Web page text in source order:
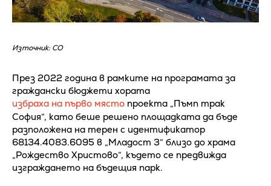
Източник: СО
През 2022 година в рамките на програмата за
граждански бюджети хората
избраха на първо място проекта „Пъмп трак
София“, като беше решено площадката да бъде
разположена на терен с идентификатор
68134.4083.6095 в „Младост 3“ близо до храма
„Рождество Христово“, където се предвижда
изграждането на бъдещия парк.